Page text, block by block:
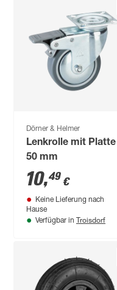
Dörner & Helmer
Lenkrolle mit Platte
50 mm
10,49 €
Keine Lieferung nach
Hause
Verfügbar in Troisdorf